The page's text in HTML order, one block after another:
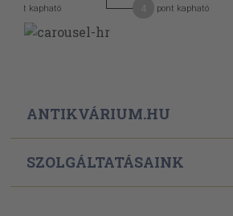
pont kapható pont kapható
ANTIKVÁRIUM.HU
SZOLGÁLTATÁSAINK